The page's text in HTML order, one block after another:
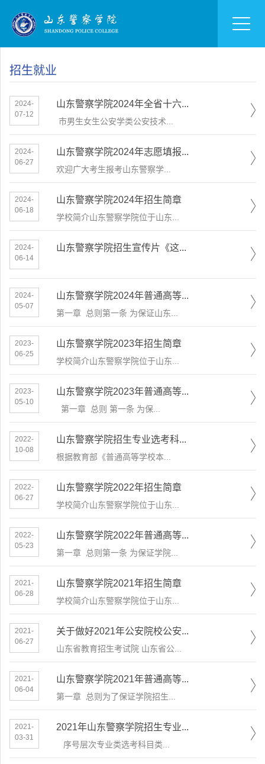
招生就业
2024-
07-12
山东警察学院2024年全省十六...
​ 市男生女生公安学类公安技术...
2024-
06-27
山东警察学院2024年志愿填报...
​欢迎广大考生报考山东警察学...
2024-
06-18
山东警察学院2024年招生简章
学校简介山东警察学院位于山东...
2024-
06-14
山东警察学院招生宣传片《这...
2024-
05-07
山东警察学院2024年普通高等...
第一章 总则第一条 为保证山东...
2023-
06-25
山东警察学院2023年招生简章
学校简介山东警察学院位于山东...
2023-
05-10
山东警察学院2023年普通高等...
​ 第一章 总则 第一条 为保...
2022-
10-08
山东警察学院招生专业选考科...
​根据教育部《普通高等学校本...
2022-
06-27
山东警察学院2022年招生简章
学校简介山东警察学院位于山东...
2022-
05-23
山东警察学院2022年普通高等...
第一章 总则第一条 为保证学院...
2021-
06-28
山东警察学院2021年招生简章
学校简介山东警察学院位于山东...
2021-
06-27
关于做好2021年公安院校公安...
山东省教育招生考试院 山东省公...
2021-
06-04
山东警察学院2021年普通高等...
第一章 总则为了保证学院招生...
2021-
03-31
2021年山东警察学院招生专业...
​ 序号层次专业类选考科目类...